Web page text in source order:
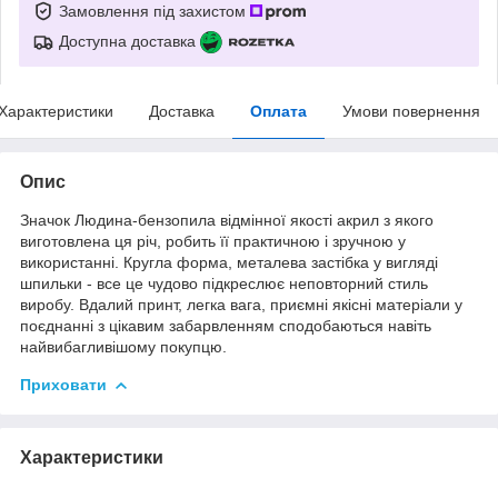
Замовлення під захистом
Доступна доставка
Доставка Оплата Умови повернення
Опис
Значок Людина-бензопила відмінної якості акрил з якого
виготовлена ця річ, робить її практичною і зручною у
використанні. Кругла форма, металева застібка у вигляді
шпильки - все це чудово підкреслює неповторний стиль
виробу. Вдалий принт, легка вага, приємні якісні матеріали у
поєднанні з цікавим забарвленням сподобаються навіть
найвибагливішому покупцю.
Приховати
Характеристики